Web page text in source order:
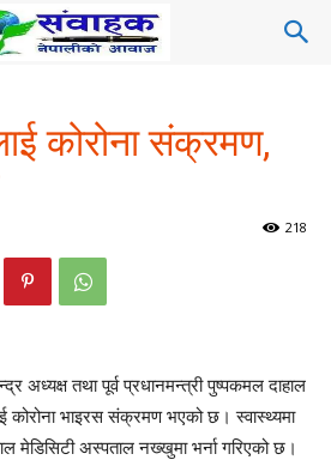
कोरोना संक्रमण,
218
अध्यक्ष तथा पूर्व प्रधानमन्त्री पुष्पकमल दाहाल
कोरोना भाइरस संक्रमण भएको छ। स्वास्थ्यमा
मेडिसिटी अस्पताल नख्खुमा भर्ना गरिएको छ।